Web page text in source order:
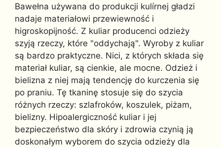
Bawełna używana do produkcji kulírnej gładzi
nadaje materiałowi przewiewność i
higroskopijność. Z kuliar producenci odzieży
szyją rzeczy, które "oddychają". Wyroby z kuliar
są bardzo praktyczne. Nici, z których składa się
materiał kuliar, są cienkie, ale mocne. Odzież i
bielizna z niej mają tendencję do kurczenia się
po praniu. Tę tkaninę stosuje się do szycia
różnych rzeczy: szlafroków, koszulek, piżam,
bielizny. Hipoalergiczność kuliar i jej
bezpieczeństwo dla skóry i zdrowia czynią ją
doskonałym wyborem do szycia odzieży dla